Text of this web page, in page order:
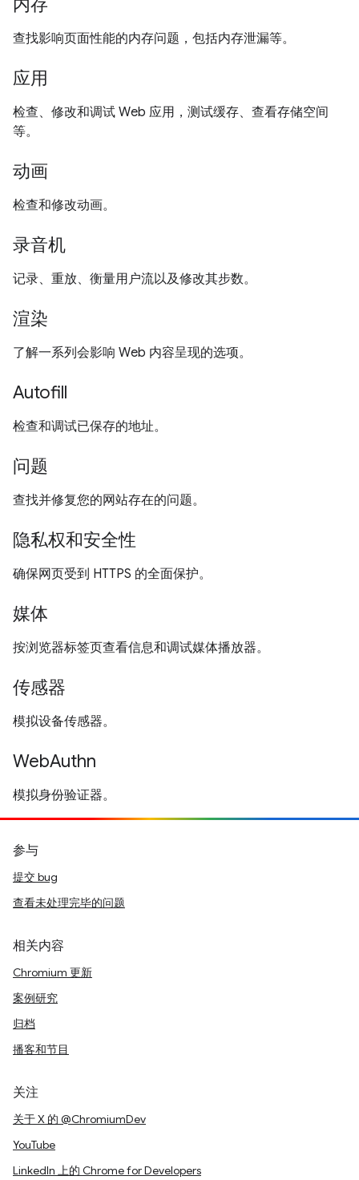
内存
查找影响页面性能的内存问题，包括内存泄漏等。
应用
检查、修改和调试 Web 应用，测试缓存、查看存储空间
等。
动画
检查和修改动画。
录音机
记录、重放、衡量用户流以及修改其步数。
渲染
了解一系列会影响 Web 内容呈现的选项。
Autofill
检查和调试已保存的地址。
问题
查找并修复您的网站存在的问题。
隐私权和安全性
确保网页受到 HTTPS 的全面保护。
媒体
按浏览器标签页查看信息和调试媒体播放器。
传感器
模拟设备传感器。
WebAuthn
模拟身份验证器。
参与
提交 bug
查看未处理完毕的问题
相关内容
Chromium 更新
案例研究
归档
播客和节目
关注
关于 X 的 @ChromiumDev
YouTube
LinkedIn 上的 Chrome for Developers